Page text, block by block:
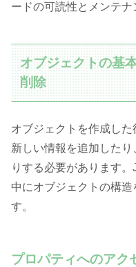
ードの可読性とメンテナ
オブジェクトの基
削除
オブジェクトを作成した
新しい情報を追加した
りする必要があります
中にオブジェクトの構
す。
プロパティへのアク